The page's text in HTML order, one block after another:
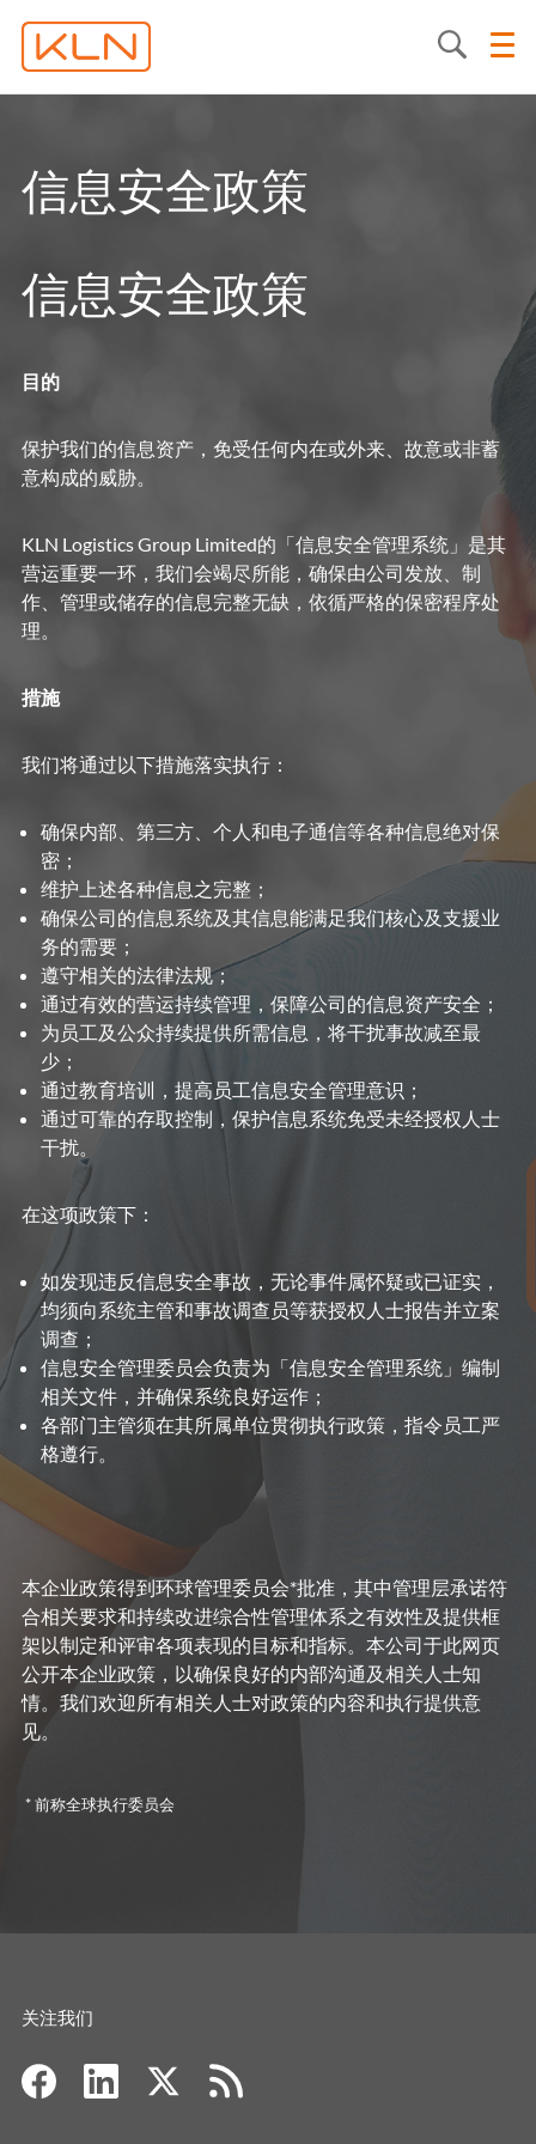
信息安全政策
信息安全政策
目的
保护我们的信息资产，免受任何内在或外来、故意或非蓄
意构成的威胁。
KLN Logistics Group Limited的「信息安全管理系统」是其
营运重要一环，我们会竭尽所能，确保由公司发放、制
作、管理或储存的信息完整无缺，依循严格的保密程序处
理。
措施
我们将通过以下措施落实执行：
确保内部、第三方、个人和电子通信等各种信息绝对保
密；
维护上述各种信息之完整；
确保公司的信息系统及其信息能满足我们核心及支援业
务的需要；
遵守相关的法律法规；
通过有效的营运持续管理，保障公司的信息资产安全；
为员工及公众持续提供所需信息，将干扰事故减至最
少；
通过教育培训，提高员工信息安全管理意识；
通过可靠的存取控制，保护信息系统免受未经授权人士
干扰。
在这项政策下：
如发现违反信息安全事故，无论事件属怀疑或已证实，
均须向系统主管和事故调查员等获授权人士报告并立案
调查；
信息安全管理委员会负责为「信息安全管理系统」编制
相关文件，并确保系统良好运作；
各部门主管须在其所属单位贯彻执行政策，指令员工严
格遵行。
本企业政策得到环球管理委员会*批准，其中管理层承诺符
合相关要求和持续改进综合性管理体系之有效性及提供框
架以制定和评审各项表现的目标和指标。本公司于此网页
公开本企业政策，以确保良好的内部沟通及相关人士知
情。我们欢迎所有相关人士对政策的内容和执行提供意
见。
*前称全球执行委员会
关注我们